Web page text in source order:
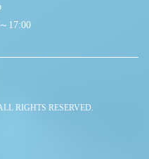
17:00
RIGHTS RESERVED.